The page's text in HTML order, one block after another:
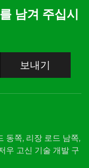
남겨 주십시
보내기
동쪽, 리장 로드 남쪽,
우 고신 기술 개발 구